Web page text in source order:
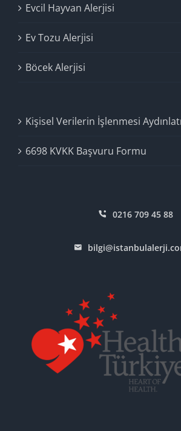
Evcil Hayvan Alerjisi
Ev Tozu Alerjisi
Böcek Alerjisi
Kişisel Verilerin İşlenmesi
6698 KVKK Başvuru Formu
0216 709 45 88